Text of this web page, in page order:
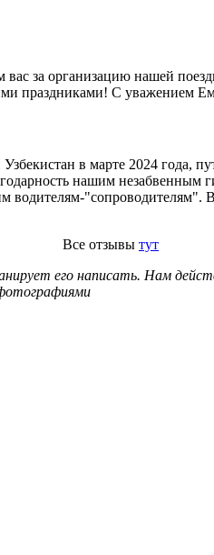
за организацию нашей
праздниками! С уважением
в марте 2024
нашим
"сопроводителям".
Все отзывы тут
его написать. Нам